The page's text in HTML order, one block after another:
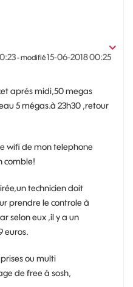
- modifié‎15-06-201800:25
aprés midi,50 megas
5 mégas.à 23h30 ,retour
wifi de mon telephone
comble!
technicien doit
prendre le controle à
selon eux ,il y a un
euros.
ou multi
de free à sosh,